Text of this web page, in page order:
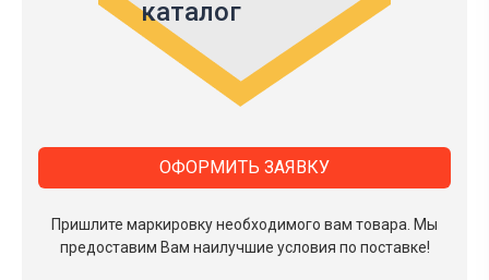
каталог
Пришлите маркировку необходимого вам товара. Мы
предоставим Вам наилучшие условия по поставке!
ОФОРМИТЬ ЗАЯВКУ